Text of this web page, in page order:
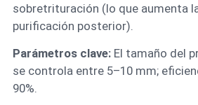
sobretrituración (lo que aumenta
purificación posterior).
Parámetros clave: El tamaño del
se controla entre 5–10 mm;
90%.